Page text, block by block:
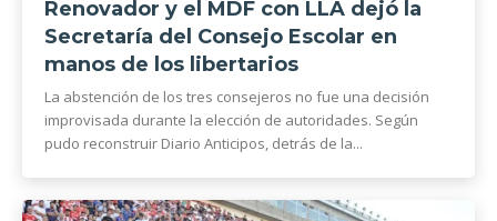
Renovador y el MDF con LLA dejó la
Secretaría del Consejo Escolar en
manos de los libertarios
La abstención de los tres consejeros no fue una decisión
improvisada durante la elección de autoridades. Según
pudo reconstruir Diario Anticipos, detrás de la...